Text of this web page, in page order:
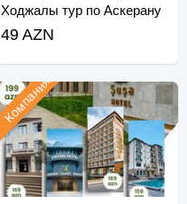
Ходжалы тур по Аскерану
49 AZN
Компания